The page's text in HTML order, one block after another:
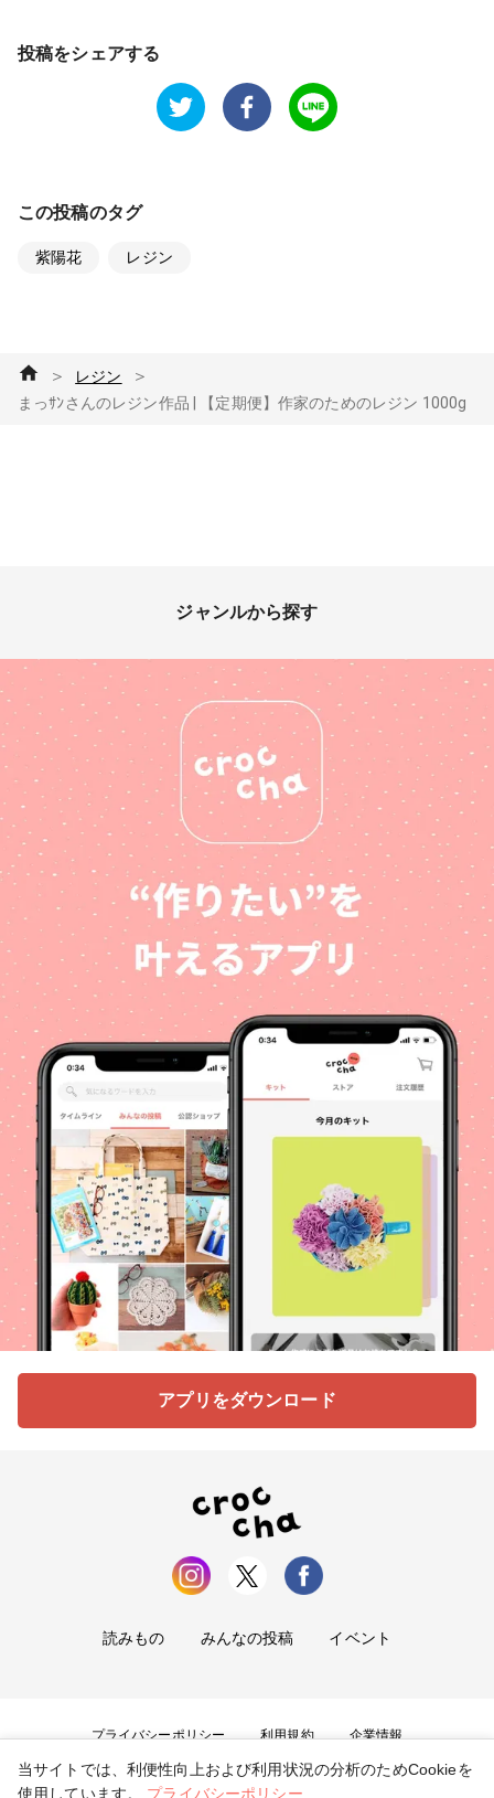
投稿をシェアする
この投稿のタグ
紫陽花 レジン
＞ レジン ＞
まっｻﾝさんのレジン作品 | 【定期便】作家のためのレジン 1000g
ジャンルから探す
アプリをダウンロード
読みもの みんなの投稿 イベント
プライバシーポリシー 利用規約 企業情報
お問い合わせ
当サイトでは、利便性向上および利用状況の分析のためCookieを
使用しています。
プライバシーポリシー